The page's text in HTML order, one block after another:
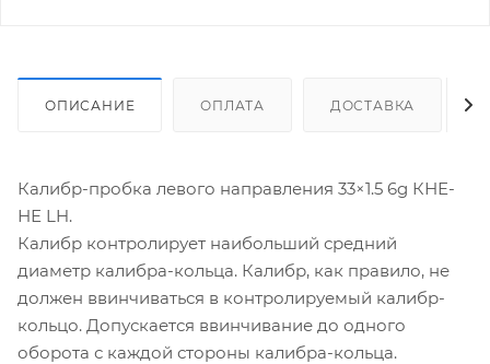
ОПИСАНИЕ ОПЛАТА ДОСТАВКА
Калибр-пробка левого направления 33×1.5 6g КНЕ-
НЕ LH.
Калибр контролирует наибольший средний
диаметр калибра-кольца. Калибр, как правило, не
должен ввинчиваться в контролируемый калибр-
кольцо. Допускается ввинчивание до одного
оборота с каждой стороны калибра-кольца.